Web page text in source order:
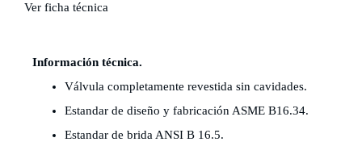
Ver ficha técnica
Información técnica.
Válvula completamente revestida sin cavidades.
Estandar de diseño y fabricación ASME B16.34.
Estandar de brida ANSI B 16.5.